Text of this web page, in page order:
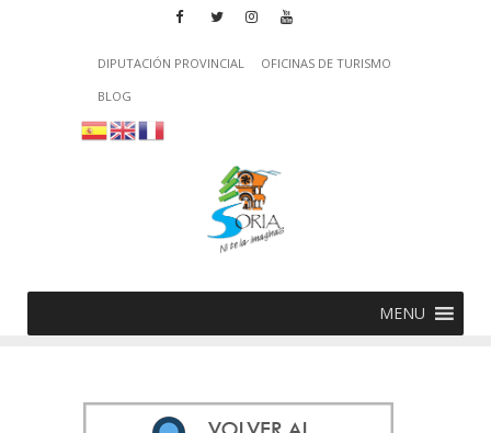
DIPUTACIÓN PROVINCIAL
OFICINAS DE TURISMO
BLOG
MENU